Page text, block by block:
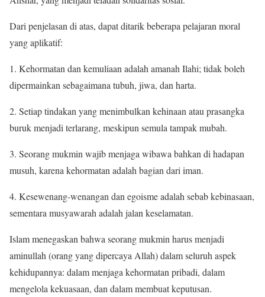
Dari penjelasan di atas, dapat ditarik beberapa pelajaran moral
yang aplikatif:
1. Kehormatan dan kemuliaan adalah amanah Ilahi; tidak boleh
dipermainkan sebagaimana tubuh, jiwa, dan harta.
2. Setiap tindakan yang menimbulkan kehinaan atau prasangka
buruk menjadi terlarang, meskipun semula tampak mubah.
3. Seorang mukmin wajib menjaga wibawa bahkan di hadapan
musuh, karena kehormatan adalah bagian dari iman.
4. Kesewenang-wenangan dan egoisme adalah sebab kebinasaan,
sementara musyawarah adalah jalan keselamatan.
Islam menegaskan bahwa seorang mukmin harus menjadi
aminullah (orang yang dipercaya Allah) dalam seluruh aspek
kehidupannya: dalam menjaga kehormatan pribadi, dalam
mengelola kekuasaan, dan dalam membuat keputusan.